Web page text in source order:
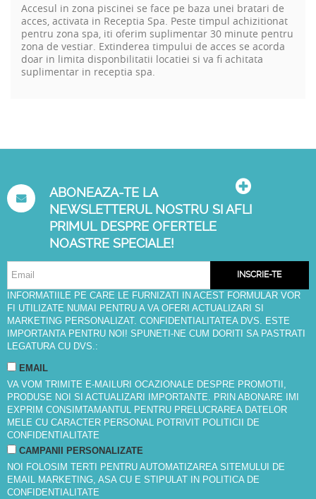
Accesul in zona piscinei se face pe baza unei bratari de
acces, activata in Receptia Spa. Peste timpul achizitionat
pentru zona spa, iti oferim suplimentar 30 minute pentru
zona de vestiar. Extinderea timpului de acces se acorda
doar in limita disponbilitatii locatiei si va fi achitata
suplimentar in receptia spa.
ABONEAZA-TE LA
NEWSLETTERUL NOSTRU SI AFLI
PRIMUL DESPRE OFERTELE
NOASTRE SPECIALE!
INSCRIE-TE
INFORMATIILE PE CARE LE FURNIZATI IN ACEST FORMULAR VOR
FI UTILIZATE NUMAI PENTRU A VA OFERI ACTUALIZARI SI
MARKETING PERSONALIZAT. CONFIDENTIALITATEA DVS. ESTE
IMPORTANTA PENTRU NOI! SPUNETI-NE CUM DORITI SA PASTRATI
LEGATURA CU DVS.:
EMAIL
VA VOM TRIMITE E-MAILURI OCAZIONALE DESPRE PROMOTII,
PRODUSE NOI SI ACTUALIZARI IMPORTANTE. PRIN ABONARE IMI
EXPRIM CONSIMTAMANTUL PENTRU PRELUCRAREA DATELOR
MELE CU CARACTER PERSONAL POTRIVIT POLITICII DE
CONFIDENTIALITATE
CAMPANII PERSONALIZATE
NOI FOLOSIM TERTI PENTRU AUTOMATIZAREA SITEMULUI DE
EMAIL MARKETING, ASA CU E STIPULAT IN POLITICA DE
CONFIDENTIALITATE